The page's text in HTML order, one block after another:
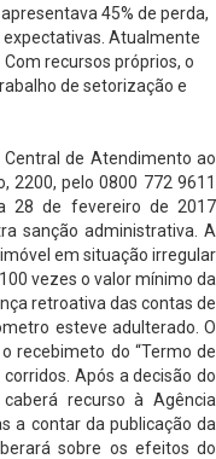
45% de perda,
Atualmente
recursos próprios, o
de setorização e
de Atendimento ao
2200, pelo 0800 772 9611
28 de fevereiro de 2017
sanção administrativa. A
em situação irregular
vezes o valor mínimo da
retroativa das contas de
esteve adulterado. O
recebimeto do “Termo de
Após a decisão do
recurso à Agência
a contar da publicação da
sobre os efeitos do